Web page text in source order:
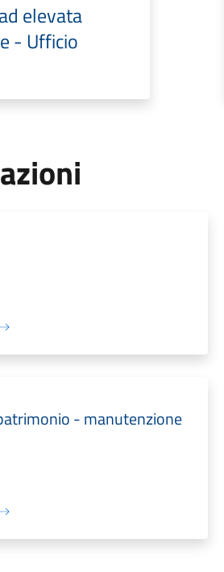
elevata
- Ufficio
- manutenzione